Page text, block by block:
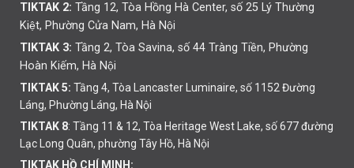
TIKTAK 2: Tầng 12, Tòa Hồng Hà Center, số 25 Lý Thường
Kiệt, Phường Cửa Nam, Hà Nội
TIKTAK 3: Tầng 2, Tòa Savina, số 44 Tràng Tiền, Phường
Hoàn Kiếm, Hà Nội
TIKTAK 5: Tầng 4, Tòa Lancaster Luminaire, số 1152 Đường
Láng, Phường Láng, Hà Nội
TIKTAK 8: Tầng 11 & 12, Tòa Heritage West Lake, số 677 đường
Lạc Long Quân, phường Tây Hồ, Hà Nội
TIKTAK HỒ CHÍ MINH: